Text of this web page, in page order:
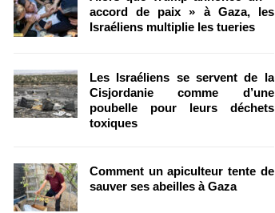
accord de paix » à Gaza, les
Israéliens multiplie les tueries
Les Israéliens se servent de la
Cisjordanie comme d’une
poubelle pour leurs déchets
toxiques
Comment un apiculteur tente de
sauver ses abeilles à Gaza